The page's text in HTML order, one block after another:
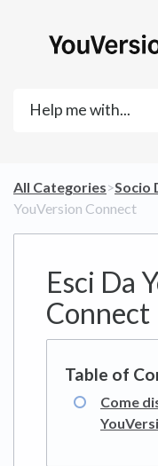
All Categories​>​​Socio
YouVersion Connect
Esci Da
Connect
Come